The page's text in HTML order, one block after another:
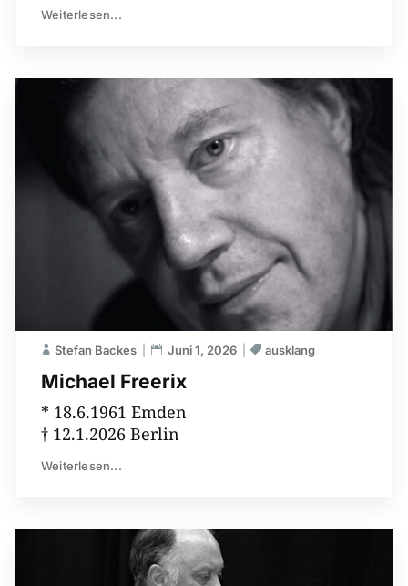
Weiterlesen...
Michael Freerix
Stefan Backes Juni 1, 2026 ausklang
* 18.6.1961 Emden
† 12.1.2026 Berlin
Weiterlesen...